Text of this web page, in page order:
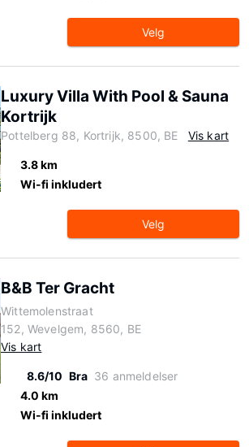
Velg
Luxury Villa With Pool & Sauna
Kortrijk
Pottelberg 88, Kortrijk, 8500, BE Vis kart
3.8 km
Wi-fi inkludert
Velg
B&B Ter Gracht
Wittemolenstraat
152, Wevelgem, 8560, BE
Vis kart
8.6/10 Bra 36 anmeldelser
4.0 km
Wi-fi inkludert